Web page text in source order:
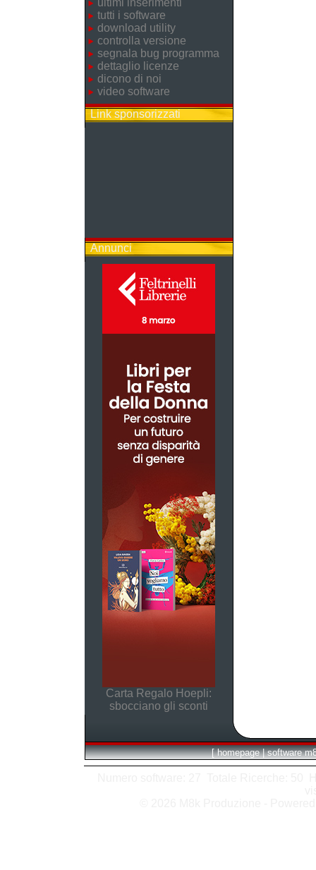
ultimi inserimenti
tutti i software
download utility
controlla versione
segnala bug programma
dettaglio licenze
dicono di noi
video software
Link sponsorizzati
Annunci
Carta Regalo Hoepli:
sbocciano gli sconti
[ homepage | software